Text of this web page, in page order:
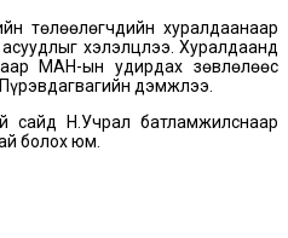
төлөөлөгчдийн хуралдаанаар
хэлэлцлээ. Хуралдаанд
МАН-ын удирдах зөвлөлөөс
дэмжлээ.
сайд Н.Учрал батламжилснаар
болох юм.